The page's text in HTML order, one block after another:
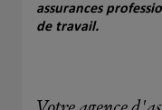
assurances
de travail.